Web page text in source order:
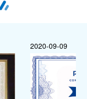
2020-09-09